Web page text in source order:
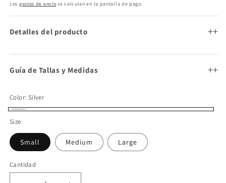
habitual
Los gastos de envío se calculan en la pantalla de pago.
Detalles del producto +
Guía de Tallas y Medidas +
Color: Silver
Size
Small Medium Large
Cantidad
Cantidad